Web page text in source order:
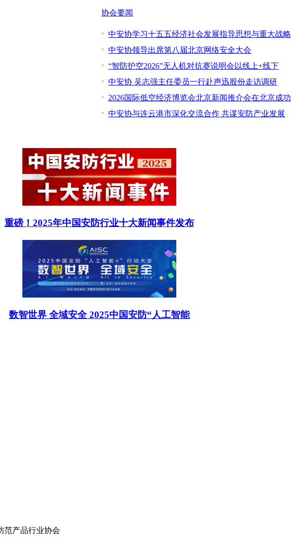
协会要闻
中安协学习十五五经济社会发展指导思想与重大战略
中安协领导出席第八届北京网络安全大会
“智防护空2026”无人机对抗赛说明会以线上+线下
中安协 吴志强主任委员一行赴声迅股份走访调研
2026国际低空经济博览会北京新闻推介会在北京成功
中安协与连云港市深化交流合作 共谋安防产业发展
重磅！2025年中国安防行业十大新闻事件发布
数智世界 全域安全 2025中国安防“人工智能
范产品行业协会